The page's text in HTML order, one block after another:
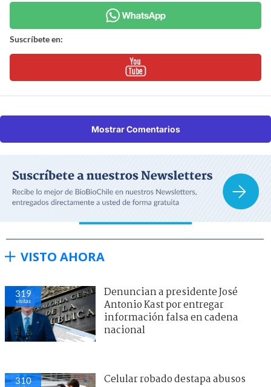
Suscríbete en:
Mostrar Comentarios
VISTO AHORA
319
visitas
Denuncian a presidente José
Antonio Kast por entregar
información falsa en cadena
nacional
310
Celular robado destapa abusos